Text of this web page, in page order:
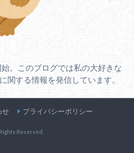
。このブログでは私の大好きな
関する情報を発信しています。
せ プライバシーポリシー
Reserved.